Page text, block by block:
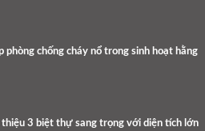
phòng chống cháy nổ trong sinh hoạt hằng
thiệu 3 biệt thự sang trọng với diện tích lớn